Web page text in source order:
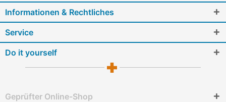
Informationen & Rechtliches
Service
Do it yourself
Geprüfter Online-Shop